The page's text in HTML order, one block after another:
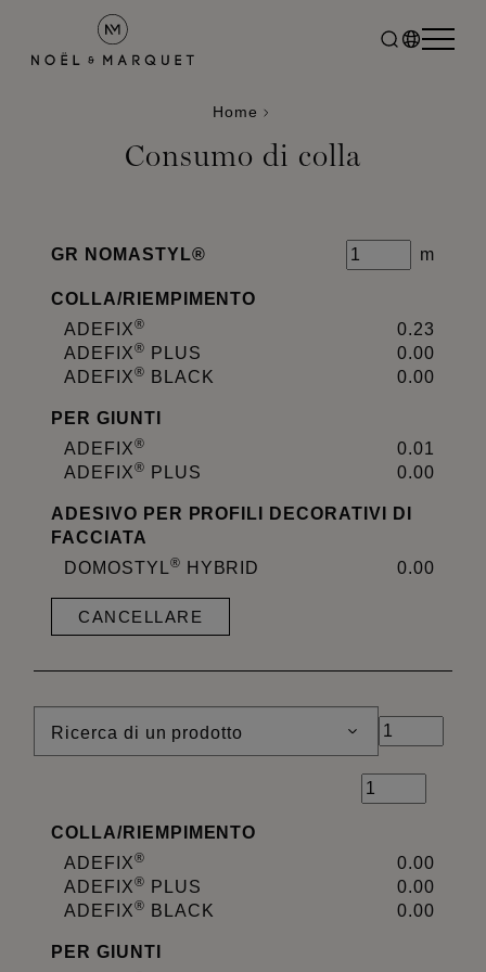
Home
Consumo di colla
GR NOMASTYL® m
COLLA/RIEMPIMENTO
ADEFIX®
0.23
ADEFIX® PLUS
0.00
ADEFIX® BLACK 0.00
PER GIUNTI
ADEFIX®
0.01
ADEFIX® PLUS 0.00
ADESIVO PER PROFILI DECORATIVI DI
FACCIATA
DOMOSTYL® HYBRID 0.00
CANCELLARE
Ricerca di un prodotto
COLLA/RIEMPIMENTO
ADEFIX®
0.00
ADEFIX® PLUS
0.00
ADEFIX® BLACK 0.00
PER GIUNTI